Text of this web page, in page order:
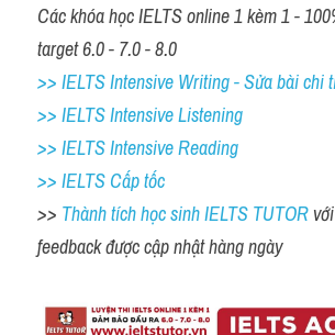
Các khóa học IELTS online 1 kèm 1 -
target 6.0 - 7.0 - 8.0
>> IELTS Intensive Writing - Sửa bài chi
>> IELTS Intensive Listening
>> IELTS Intensive Reading
>> IELTS Cấp tốc
>> Thành tích học sinh IELTS TUTOR
feedback được cập nhật hàng ngày